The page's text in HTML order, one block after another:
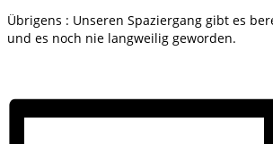
Übrigens : Unseren Spaziergang gibt es
und es noch nie langweilig geworden.